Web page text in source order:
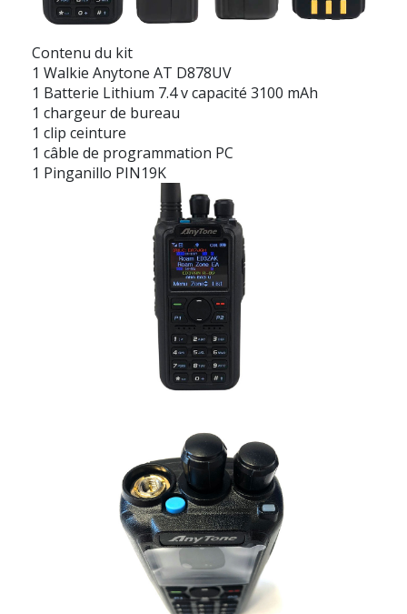
Contenu du kit
1 Walkie Anytone AT D878UV
1 Batterie Lithium 7.4 v capacité 3100 mAh
1 chargeur de bureau
1 clip ceinture
1 câble de programmation PC
1 Pinganillo PIN19K